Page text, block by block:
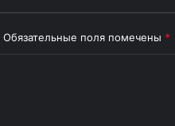
Обязательные поля помечены *